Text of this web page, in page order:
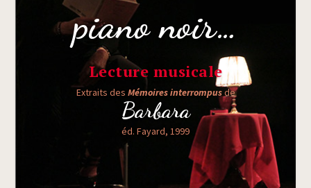
piano noir…
Lecture musicale
Extraits des Mémoires inter­rom­pusde
Bar­ba­ra
éd. Fayard, 1999